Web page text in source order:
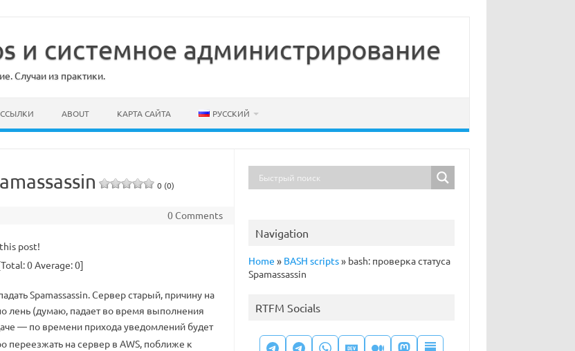
и системное администрирование
Случаи из практики.
ССЫЛКИ ABOUT КАРТА САЙТА РУССКИЙ
0 (0)
0 Comments
post!
0Average:0]
Spamassassin. Сервер старый, причину на
лень (думаю, падает во время выполнения
— по времени прихода уведомлений будет
переезжать на сервер в AWS, поближе к
Navigation
Home » BASH scripts» bash: проверка статуса
Spamassassin
RTFM Socials